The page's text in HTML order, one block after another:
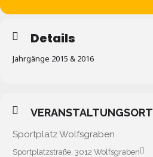
Details
Jahrgänge 2015 & 2016
VERANSTALTUNGSORT
Sportplatz Wolfsgraben
Sportplatzstraße, 3012 Wolfsgraben